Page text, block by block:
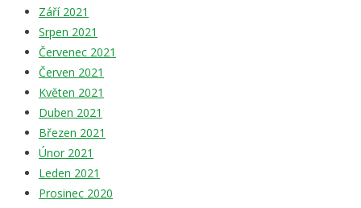
Září 2021
Srpen 2021
Červenec 2021
Červen 2021
Květen 2021
Duben 2021
Březen 2021
Únor 2021
Leden 2021
Prosinec 2020